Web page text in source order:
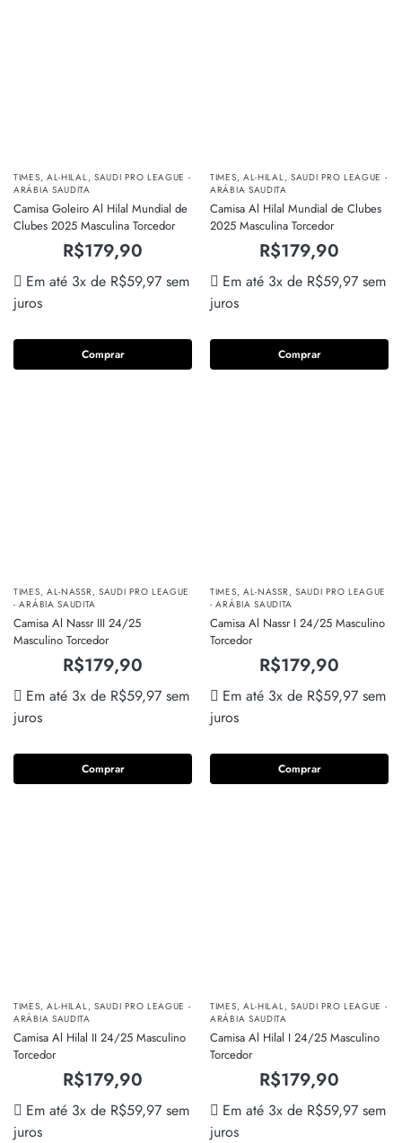
TIMES, AL-HILAL, SAUDI PRO LEAGUE -
ARÁBIA SAUDITA
Camisa Goleiro Al Hilal Mundial de
Clubes 2025 Masculina Torcedor
R$179,90
Em até 3x de R$59,97 sem
juros
Comprar
TIMES, AL-HILAL, SAUDI PRO LEAGUE -
ARÁBIA SAUDITA
Camisa Al Hilal Mundial de Clubes
2025 Masculina Torcedor
R$179,90
Em até 3x de R$59,97 sem
juros
Comprar
TIMES, AL-NASSR, SAUDI PRO LEAGUE
- ARÁBIA SAUDITA
Camisa Al Nassr III 24/25
Masculino Torcedor
R$179,90
Em até 3x de R$59,97 sem
juros
Comprar
TIMES, AL-NASSR, SAUDI PRO LEAGUE
- ARÁBIA SAUDITA
Camisa Al Nassr I 24/25 Masculino
Torcedor
R$179,90
Em até 3x de R$59,97 sem
juros
Comprar
TIMES, AL-HILAL, SAUDI PRO LEAGUE -
ARÁBIA SAUDITA
Camisa Al Hilal II 24/25 Masculino
Torcedor
R$179,90
Em até 3x de R$59,97 sem
juros
TIMES, AL-HILAL, SAUDI PRO LEAGUE -
ARÁBIA SAUDITA
Camisa Al Hilal I 24/25 Masculino
Torcedor
R$179,90
Em até 3x de R$59,97 sem
juros